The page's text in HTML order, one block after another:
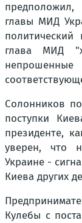
главы МИД
глава МИД
непрошенные
Солонников
поступки
президенте,
уверен, что
Украине -
Киева других
Кулебы с